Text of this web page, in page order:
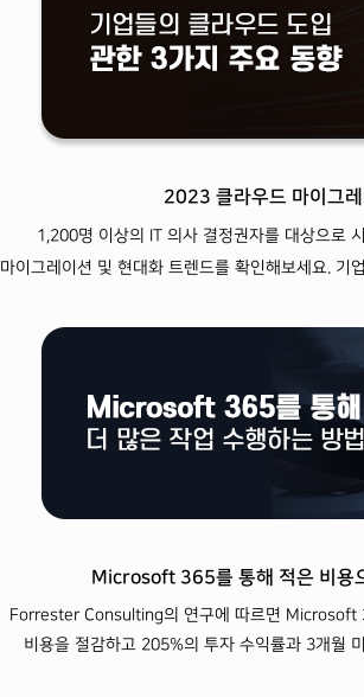
2023 클라우드 마이그
1,200명 이상의 IT 의사 결정권자를 대상으로
마이그레이션 및 현대화 트렌드를 확인해보세요. 기
Microsoft 365를 통해 적은 비용
Forrester Consulting의 연구에 따르면 Microsoft
비용을 절감하고 205%의 투자 수익률과 3개월